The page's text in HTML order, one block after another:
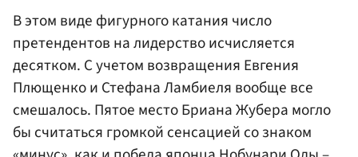
В этом виде фигурного катания число
претендентов на лидерство исчисляется
десятком. С учетом возвращения Евгения
Плющенкои Стефана Ламбиеля вообще все
смешалось. Пятое место Бриана Жубера могло
бы считаться громкой сенсацией со знаком